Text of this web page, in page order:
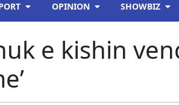
OPINION SHOWBIZ
e kishin